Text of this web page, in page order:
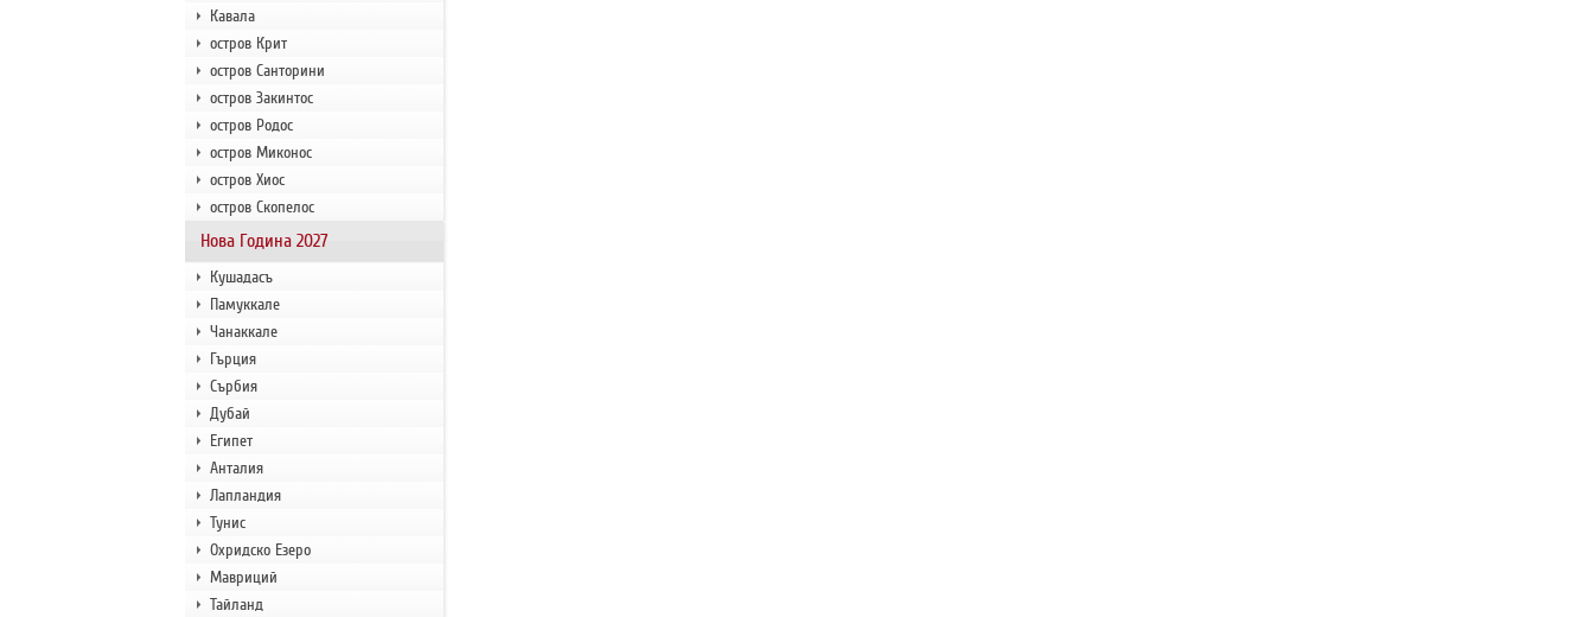
Кавала
остров Крит
остров Санторини
остров Закинтос
остров Родос
остров Миконос
остров Хиос
остров Скопелос
Нова Година 2027
Кушадасъ
Памуккале
Чанаккале
Гърция
Сърбия
Дубай
Египет
Анталия
Лапландия
Тунис
Охридско Езеро
Мавриций
Тайланд